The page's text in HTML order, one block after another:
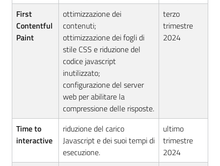
First
Contentful
Paint
ottimizzazione dei
contenuti;
ottimizzazione dei fogli di
stile CSS e riduzione del
codice javascript
inutilizzato;
configurazione del server
web per abilitare la
compressione delle risposte.
terzo
trimestre
2024
Time to
interactive
riduzione del carico
Javascript e dei suoi tempi di
esecuzione.
ultimo
trimestre
2024